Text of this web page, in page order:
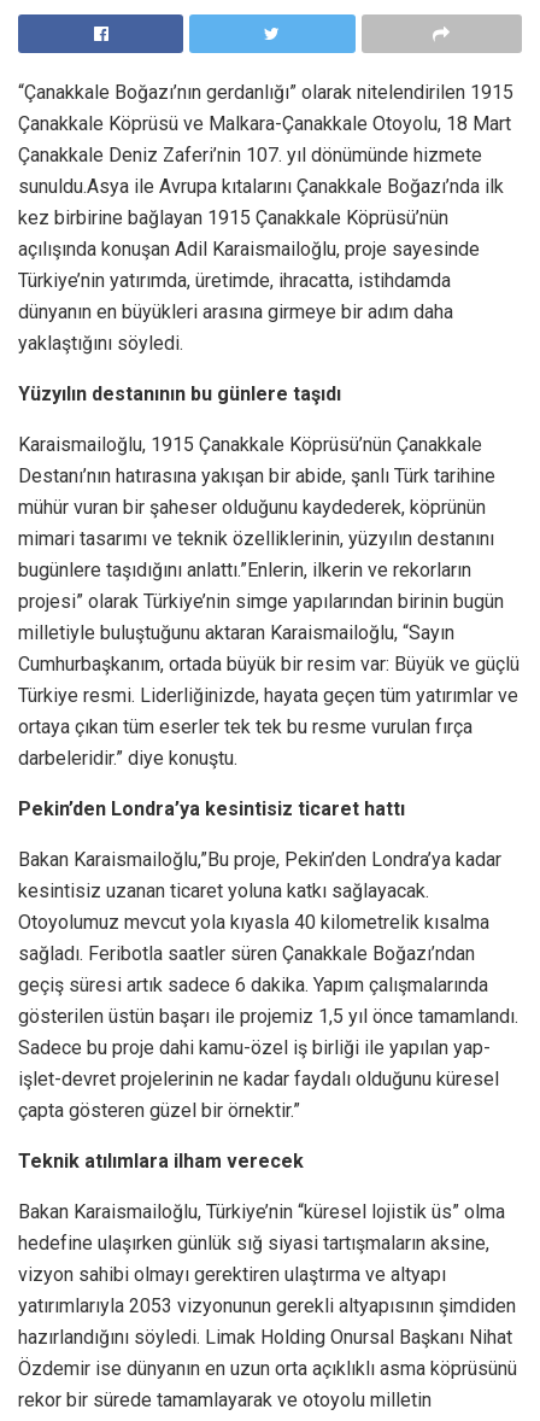
“Çanakkale Boğazı’nın gerdanlığı” olarak nitelendirilen 1915
Çanakkale Köprüsü ve Malkara-Çanakkale Otoyolu, 18 Mart
Çanakkale Deniz Zaferi’nin 107. yıl dönümünde hizmete
sunuldu.Asya ile Avrupa kıtalarını Çanakkale Boğazı’nda ilk
kez birbirine bağlayan 1915 Çanakkale Köprüsü’nün
açılışında konuşan Adil Karaismailoğlu, proje sayesinde
Türkiye’nin yatırımda, üretimde, ihracatta, istihdamda
dünyanın en büyükleri arasına girmeye bir adım daha
yaklaştığını söyledi.
Yüzyılın destanının bu günlere taşıdı
Karaismailoğlu, 1915 Çanakkale Köprüsü’nün Çanakkale
Destanı’nın hatırasına yakışan bir abide, şanlı Türk tarihine
mühür vuran bir şaheser olduğunu kaydederek, köprünün
mimari tasarımı ve teknik özelliklerinin, yüzyılın destanını
bugünlere taşıdığını anlattı.”Enlerin, ilkerin ve rekorların
projesi” olarak Türkiye’nin simge yapılarından birinin bugün
milletiyle buluştuğunu aktaran Karaismailoğlu, “Sayın
Cumhurbaşkanım, ortada büyük bir resim var: Büyük ve güçlü
Türkiye resmi. Liderliğinizde, hayata geçen tüm yatırımlar ve
ortaya çıkan tüm eserler tek tek bu resme vurulan fırça
darbeleridir.” diye konuştu.
Pekin’den Londra’ya kesintisiz ticaret hattı
Bakan Karaismailoğlu,”Bu proje, Pekin’den Londra’ya kadar
kesintisiz uzanan ticaret yoluna katkı sağlayacak.
Otoyolumuz mevcut yola kıyasla 40 kilometrelik kısalma
sağladı. Feribotla saatler süren Çanakkale Boğazı’ndan
geçiş süresi artık sadece 6 dakika. Yapım çalışmalarında
gösterilen üstün başarı ile projemiz 1,5 yıl önce tamamlandı.
Sadece bu proje dahi kamu-özel iş birliği ile yapılan yap-
işlet-devret projelerinin ne kadar faydalı olduğunu küresel
çapta gösteren güzel bir örnektir.”
Teknik atılımlara ilham verecek
Bakan Karaismailoğlu, Türkiye’nin “küresel lojistik üs” olma
hedefine ulaşırken günlük sığ siyasi tartışmaların aksine,
vizyon sahibi olmayı gerektiren ulaştırma ve altyapı
yatırımlarıyla 2053 vizyonunun gerekli altyapısının şimdiden
hazırlandığını söyledi. Limak Holding Onursal Başkanı Nihat
Özdemir ise dünyanın en uzun orta açıklıklı asma köprüsünü
rekor bir sürede tamamlayarak ve otoyolu milletin